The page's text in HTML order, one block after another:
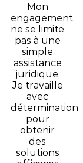
Mon
engagement
ne se limite
pas à une
simple
assistance
juridique.
Je travaille
avec
détermination
pour
obtenir
des
solutions